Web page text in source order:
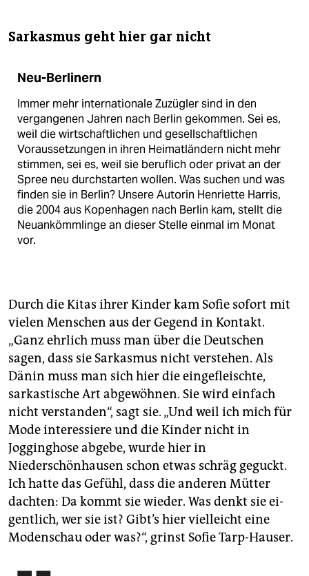
Sarkasmus geht hier gar nicht
Neu-Berlinern
Immer mehr internationale Zuzügler sind in den
vergangenen Jahren nach Berlin gekommen. Sei es,
weil die wirtschaftlichen und gesellschaftlichen
Voraussetzungen in ihren Heimatländern nicht mehr
stimmen, sei es, weil sie beruflich oder privat an der
Spree neu durchstarten wollen. Was suchen und was
finden sie in Berlin? Unsere Autorin Henriette Harris,
die 2004 aus Kopenhagen nach Berlin kam, stellt die
Neuankömmlinge an dieser Stelle einmal im Monat
vor.
Durch die Kitas ihrer Kinder kam Sofie sofort mit
vielen Menschen aus der Gegend in Kontakt.
„Ganz ehrlich muss man über die Deutschen
sagen, dass sie Sarkasmus nicht verstehen. Als
Dänin muss man sich hier die eingefleischte,
sarkastische Art abgewöhnen. Sie wird einfach
nicht verstanden“, sagt sie. „Und weil ich mich für
Mode interessiere und die Kinder nicht in
Jogginghose abgebe, wurde hier in
Niederschönhausen schon etwas schräg geguckt.
Ich hatte das Gefühl, dass die anderen Mütter
dachten: Da kommt sie wieder. Was denkt sie ei­
gentlich, wer sie ist? Gibt’s hier vielleicht eine
Modenschau oder was?“, grinst Sofie Tarp-Hauser.